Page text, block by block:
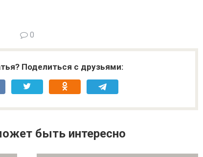
0
Поделиться с друзьями:
быть интересно